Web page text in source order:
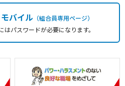
バイル（組合員専用ページ）
はパスワードが必要になります。